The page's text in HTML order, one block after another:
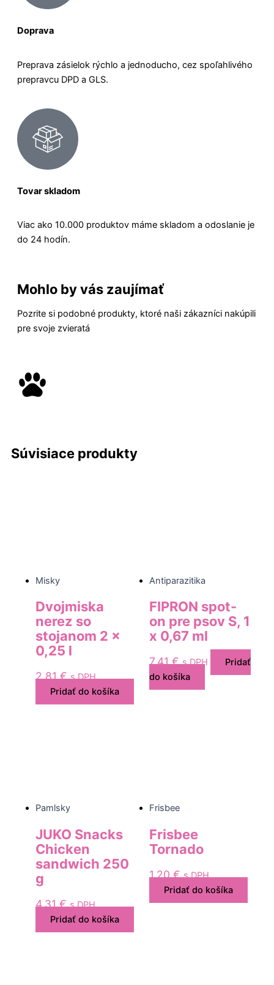
Doprava
Preprava zásielok rýchlo a jednoducho, cez spoľahlivého
prepravcu DPD a GLS.
Tovar skladom
Viac ako 10.000 produktov máme skladom a odoslanie je
do 24 hodín.
Mohlo by vás zaujímať
Pozrite si podobné produkty, ktoré naši zákazníci nakúpili
pre svoje zvieratá
Súvisiace produkty
Misky
Dvojmiska
nerez so
stojanom 2 x
0,25 l
2,81€ s DPH
Pridať do košíka
Antiparazitika
FIPRON spot-
on pre psov S, 1
x 0,67 ml
7,41€ s DPH
Pridať
do košíka
Pamlsky
JUKO Snacks
Chicken
sandwich 250
g
4,31€ s DPH
Pridať do košíka
Frisbee
Frisbee
Tornado
1,20€ s DPH
Pridať do košíka